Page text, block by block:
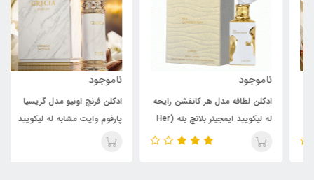
ناموجود
ادکلن لطافه مدل هر کانفشن رایحه
له لیکویید ایمجینر بلانچ بته (Her
Confession)Les LIQUIDES
ناموجود
ادکلن فرنچ اونیو مدل گریسیا
پارفوم وایت مشابه له لیکویید